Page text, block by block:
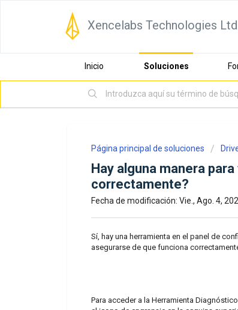
Xencelabs Technologies
Inicio Soluciones
Página principal de soluciones
Hay alguna manera
correctamente?
Fecha de modificación: Vie., Ago. 4,
Sí, hay una herramienta en el panel de
asegurarse de que funciona
Para acceder a la Herramienta